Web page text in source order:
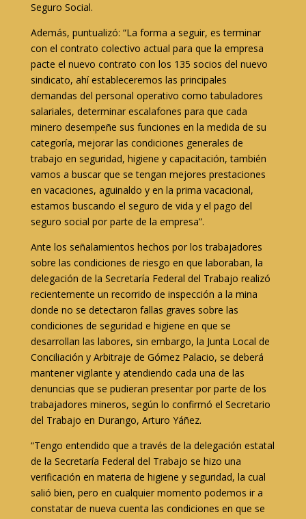
Seguro Social.
Además, puntualizó: “La forma a seguir, es terminar
con el contrato colectivo actual para que la empresa
pacte el nuevo contrato con los 135 socios del nuevo
sindicato, ahí estableceremos las principales
demandas del personal operativo como tabuladores
salariales, determinar escalafones para que cada
minero desempeñe sus funciones en la medida de su
categoría, mejorar las condiciones generales de
trabajo en seguridad, higiene y capacitación, también
vamos a buscar que se tengan mejores prestaciones
en vacaciones, aguinaldo y en la prima vacacional,
estamos buscando el seguro de vida y el pago del
seguro social por parte de la empresa”.
Ante los señalamientos hechos por los trabajadores
sobre las condiciones de riesgo en que laboraban, la
delegación de la Secretaría Federal del Trabajo realizó
recientemente un recorrido de inspección a la mina
donde no se detectaron fallas graves sobre las
condiciones de seguridad e higiene en que se
desarrollan las labores, sin embargo, la Junta Local de
Conciliación y Arbitraje de Gómez Palacio, se deberá
mantener vigilante y atendiendo cada una de las
denuncias que se pudieran presentar por parte de los
trabajadores mineros, según lo confirmó el Secretario
del Trabajo en Durango, Arturo Yáñez.
“Tengo entendido que a través de la delegación estatal
de la Secretaría Federal del Trabajo se hizo una
verificación en materia de higiene y seguridad, la cual
salió bien, pero en cualquier momento podemos ir a
constatar de nueva cuenta las condiciones en que se